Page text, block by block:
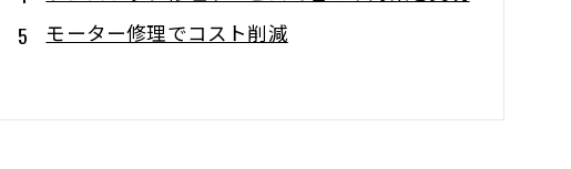
モーター修理でコスト削減